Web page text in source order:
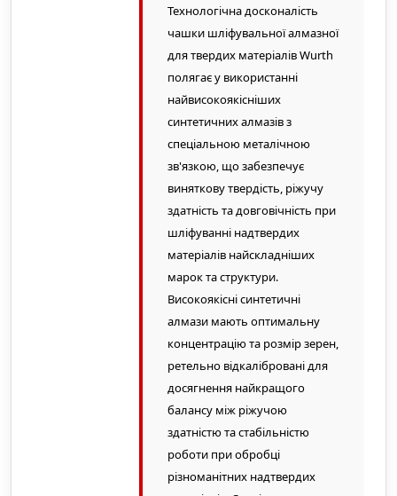
Технологічна досконалість
чашки шліфувальної алмазної
для твердих матеріалів Wurth
полягає у використанні
найвисокоякісніших
синтетичних алмазів з
спеціальною металічною
зв'язкою, що забезпечує
виняткову твердість, ріжучу
здатність та довговічність при
шліфуванні надтвердих
матеріалів найскладніших
марок та структури.
Високоякісні синтетичні
алмази мають оптимальну
концентрацію та розмір зерен,
ретельно відкалібровані для
досягнення найкращого
балансу між ріжучою
здатністю та стабільністю
роботи при обробці
різноманітних надтвердих